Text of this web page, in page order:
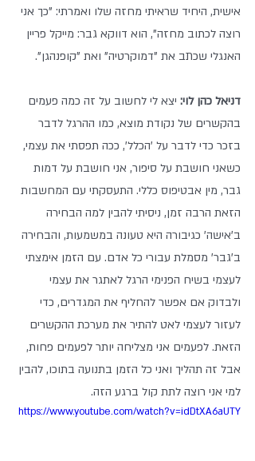
אישית, היחיד שראיתי מחזה שלו ואמרתי: "כך אני
רוצה לכתוב מחזה", הוא דווקא גבר: מייקל פריין
האנגלי שכתב את "דמוקרטיה" ואת "קופנהגן".
דניאל כהן לוי: יצא לי לחשוב על זה כמה פעמים
בהקשרים של נקודת מוצא, כמו ההרגל לדבר
בזכר כדי לדבר על 'הכלל', ככה תפסתי את עצמי,
כשאני חושבת על סיפור, אני חושבת על דמות
גבר, מין אבטיפוס כללי. התעסקתי עם המחשבות
הזאת הרבה זמן, ניסיתי להבין למה הבחירה
ב'אישה' כגיבורה היא טעונה במשמעות, והבחירה
ב'גבר' מסמלת עבורי כל אדם. עם הזמן אימצתי
לעצמי בשיח הפנימי הרגל לאתגר את עצמי
ולבדוק אם אפשר להחליף את המגדרים, כדי
לעזור לעצמי לאט להתיר את מערכת ההקשרים
הזאת. לפעמים אני מצליחה יותר לפעמים פחות,
אבל זה תהליך ואני כל הזמן בתנועה בתוכו, להבין
למי אני רוצה לתת קול ברגע הזה.
https://www.youtube.com/watch?v=idDtXA6aUTY